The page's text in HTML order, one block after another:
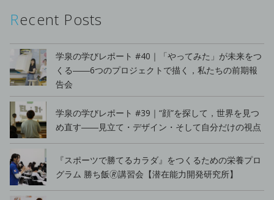
Recent Posts
学泉の学びレポート #40｜「やってみた」が未来をつ
くる――6つのプロジェクトで描く，私たちの前期報
告会
学泉の学びレポート #39｜“顔”を探して，世界を見つ
め直す――見立て・デザイン・そして自分だけの視点
『スポーツで勝てるカラダ』をつくるための栄養プロ
グラム 勝ち飯🄬講習会【潜在能力開発研究所】